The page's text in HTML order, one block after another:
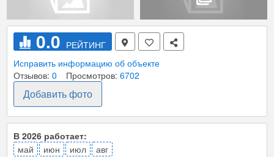
0.0 РЕЙТИНГ
Исправить информацию об объекте
Отзывов: 0 Просмотров: 6702
Добавить фото
В 2026 работает:
май
июн июл
авг